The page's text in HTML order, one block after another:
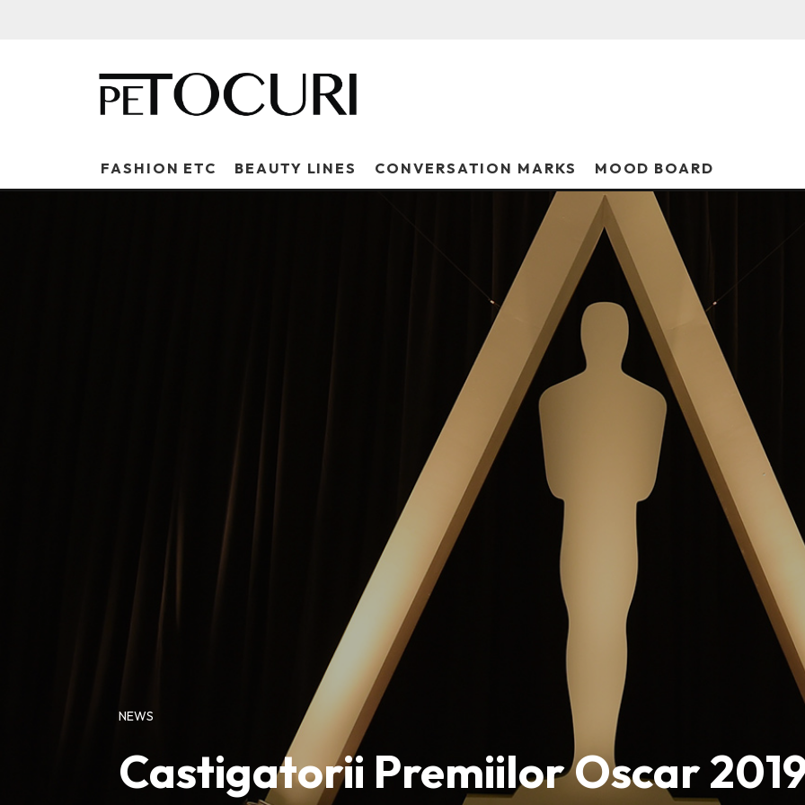
FASHION ETC BEAUTY LINES CONVERSATION MARKS MOOD BOARD
NEWS
Castigatorii Premiilor Oscar